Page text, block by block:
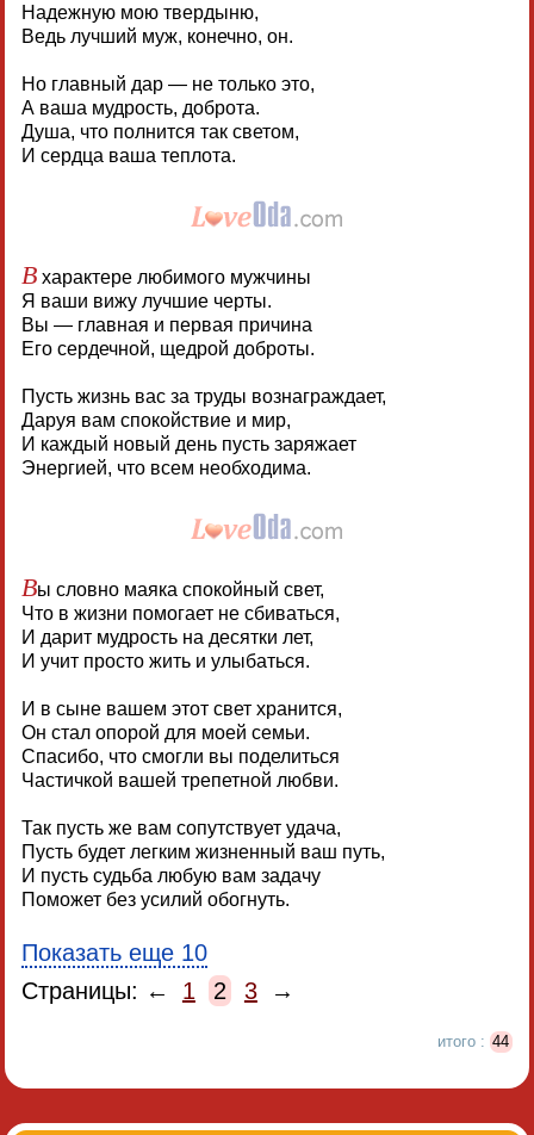
Надежную мою твердыню,
Ведь лучший муж, конечно, он.
Но главный дар — не только это,
А ваша мудрость, доброта.
Душа, что полнится так светом,
И сердца ваша теплота.
Вхарактере любимого мужчины
Я ваши вижу лучшие черты.
Вы — главная и первая причина
Его сердечной, щедрой доброты.
Пусть жизнь вас за труды вознаграждает,
Даруя вам спокойствие и мир,
И каждый новый день пусть заряжает
Энергией, что всем необходима.
Вы словно маяка спокойный свет,
Что в жизни помогает не сбиваться,
И дарит мудрость на десятки лет,
И учит просто жить и улыбаться.
И в сыне вашем этот свет хранится,
Он стал опорой для моей семьи.
Спасибо, что смогли вы поделиться
Частичкой вашей трепетной любви.
Так пусть же вам сопутствует удача,
Пусть будет легким жизненный ваш путь,
И пусть судьба любую вам задачу
Поможет без усилий обогнуть.
Показать еще 10
Страницы: ←
1 2 3 →
итого : 44